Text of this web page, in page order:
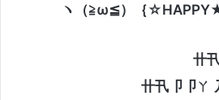
ヽ（≧ω≦）｛☆HAPPY
卄
卄卂卩卩ㄚ